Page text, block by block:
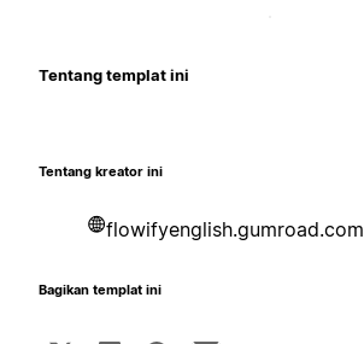
Tentang templat ini
Tentang kreator ini
flowifyenglish.gumroad.com
Bagikan templat ini